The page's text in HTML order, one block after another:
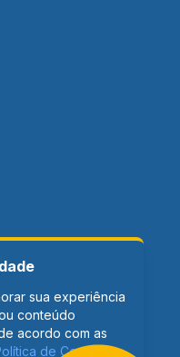
sua experiência
conteúdo
acordo com as
de Cookies.